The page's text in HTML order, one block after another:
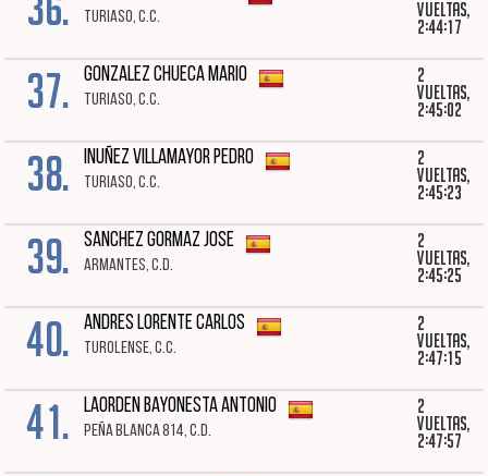
TURIASO, C.C.
vueltas,
2:44:17
37. GONZALEZ CHUECA MARIO
TURIASO, C.C.
2
vueltas,
2:45:02
38. INUÑEZ VILLAMAYOR PEDRO
TURIASO, C.C.
2
vueltas,
2:45:23
39. SANCHEZ GORMAZ JOSE
ARMANTES, C.D.
2
vueltas,
2:45:25
40. ANDRES LORENTE CARLOS
TUROLENSE, C.C.
2
vueltas,
2:47:15
41. LAORDEN BAYONESTA ANTONIO
PEÑA BLANCA 814, C.D.
2
vueltas,
2:47:57